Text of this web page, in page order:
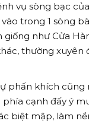
vụ sòng bạc
trong 1 sòng
như Cửa
thường xuyên
phấn khích cũng
cạnh đấy ý
biệt mập, làm